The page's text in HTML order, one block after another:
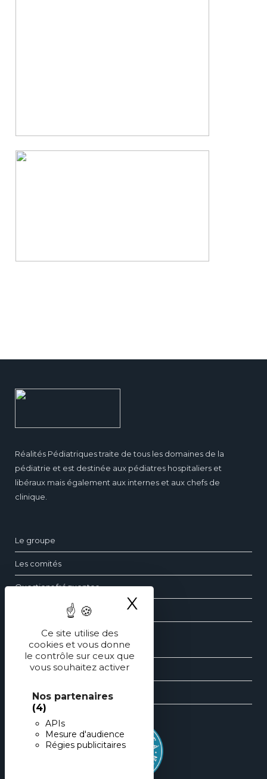
Ce site utilise des
cookies et vous donne
le contrôle sur ceux que
vous souhaitez activer
Nos partenaires
(4)
APIs
Mesure d'audience
Régies publicitaires
X Masquer le
Réalités Pédiatriques traite de tous les domaines de la
pédiatrie et est destinée aux pédiatres hospitaliers et
libéraux mais également aux internes et aux chefs de
clinique.
Le groupe
Les comités
Questions fréquentes
Les dossiers de pédiatrie
Les revues générales de pédiatrie
Les éditions spéciales de pédiatrie